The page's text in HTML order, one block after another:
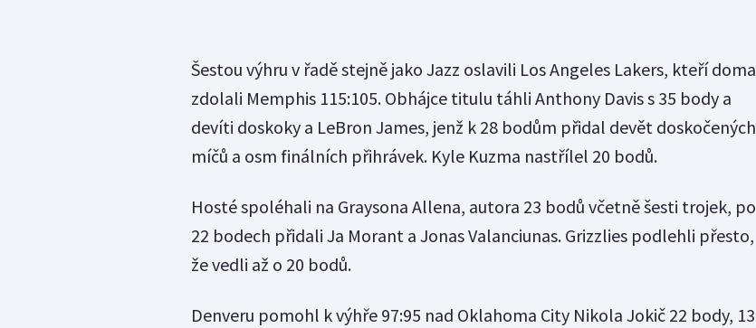
Šestou výhru v řadě stejně jako Jazz oslavili Los Angeles Lakers, kteří doma
zdolali Memphis 115:105. Obhájce titulu táhli Anthony Davis s 35 body a
devíti doskoky a LeBron James, jenž k 28 bodům přidal devět doskočených
míčů a osm finálních přihrávek. Kyle Kuzma nastřílel 20 bodů.
Hosté spoléhali na Graysona Allena, autora 23 bodů včetně šesti trojek, po
22 bodech přidali Ja Morant a Jonas Valanciunas. Grizzlies podlehli přesto,
že vedli až o 20 bodů.
Denveru pomohl k výhře 97:95 nad Oklahoma City Nikola Jokič 22 body, 13